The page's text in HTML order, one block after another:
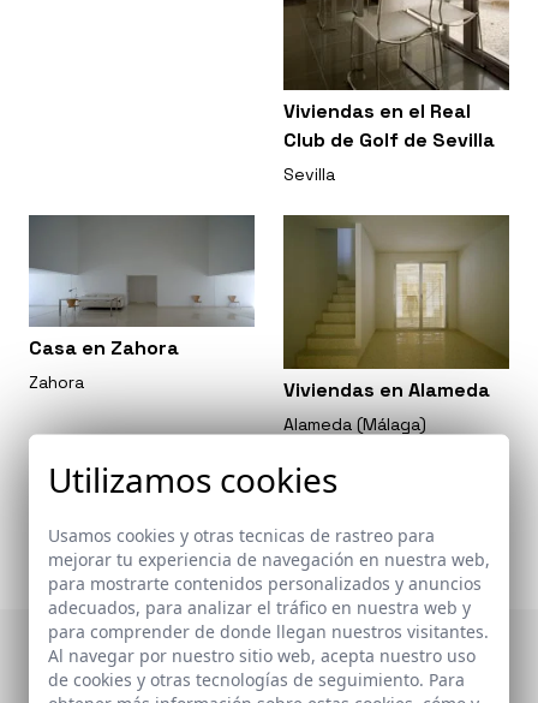
Viviendas en el Real
Club de Golf de Sevilla
Sevilla
Casa en Zahora
Zahora Viviendas en Alameda
Alameda (Málaga)
Otras publicaciones
Utilizamos cookies
Usamos cookies y otras tecnicas de rastreo para
mejorar tu experiencia de navegación en nuestra web,
para mostrarte contenidos personalizados y anuncios
adecuados, para analizar el tráfico en nuestra web y
para comprender de donde llegan nuestros visitantes.
Al navegar por nuestro sitio web, acepta nuestro uso
de cookies y otras tecnologías de seguimiento. Para